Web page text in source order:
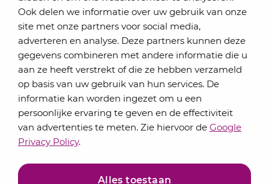
Ook delen we informatie over uw gebruik van onze
site met onze partners voor social media,
adverteren en analyse. Deze partners kunnen deze
gegevens combineren met andere informatie die u
aan ze heeft verstrekt of die ze hebben verzameld
op basis van uw gebruik van hun services. De
informatie kan worden ingezet om u een
persoonlijke ervaring te geven en de effectiviteit
van advertenties te meten. Zie hiervoor de Google
Privacy Policy.
Alles toestaan
Schrijf je in voor onze nieuwsbrief
Elke maand bundelen de adviseurs van Lansigt in
de eSigt het nieuws.
Jouw emailadres
Inschrijven